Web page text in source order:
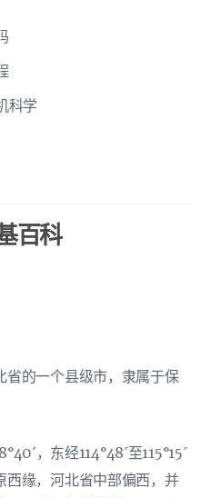
科学
百科
省的一个县级市，隶属于保
，东经114°48ˊ至115°15ˊ
西缘，河北省中部偏西，并